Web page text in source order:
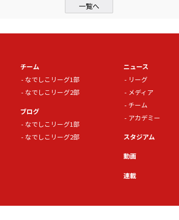
一覧へ
チーム
なでしこリーグ1部
なでしこリーグ2部
ブログ
なでしこリーグ1部
なでしこリーグ2部
ニュース
リーグ
メディア
チーム
アカデミー
スタジアム
動画
連載